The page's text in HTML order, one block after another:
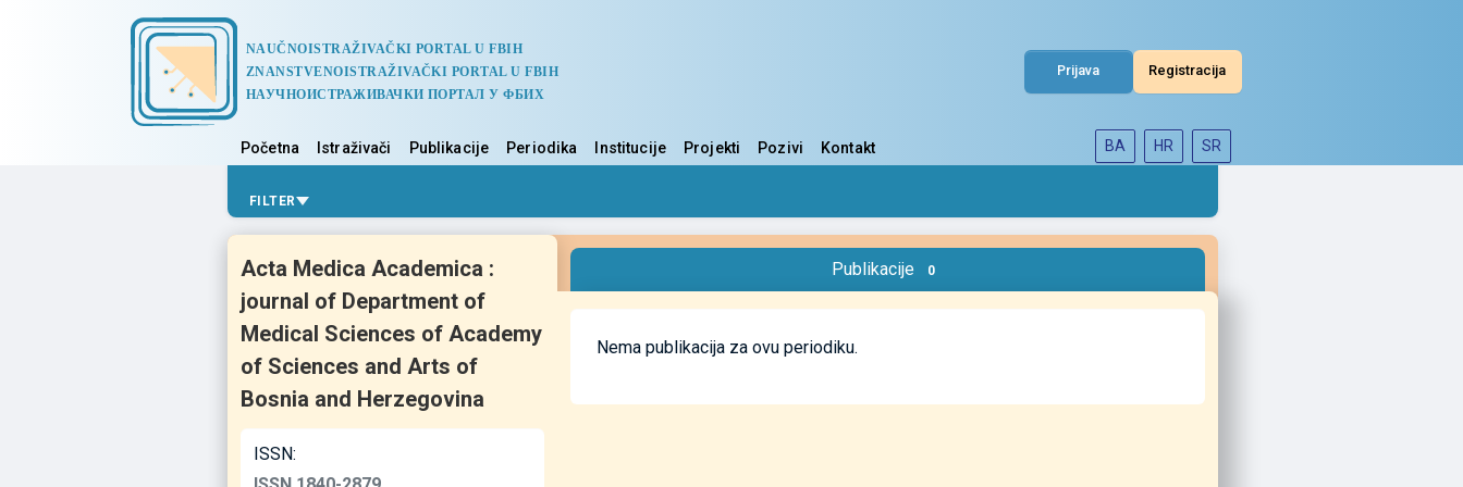
NAUČNOISTRAŽIVAČKI PORTAL U FBIH
ZNANSTVENOISTRAŽIVAČKI PORTAL U FBIH
НАУЧНОИСТРАЖИВАЧКИ ПОРТАЛ У ФБИХ
Prijava Registracija
Početna Istraživači Publikacije Periodika Institucije Projekti Pozivi Kontakt BA HR SR
FILTER
Acta Medica Academica :
journal of Department of
Medical Sciences of Academy
of Sciences and Arts of
Bosnia and Herzegovina
ISSN:
Publikacije 0
Nema publikacija za ovu periodiku.